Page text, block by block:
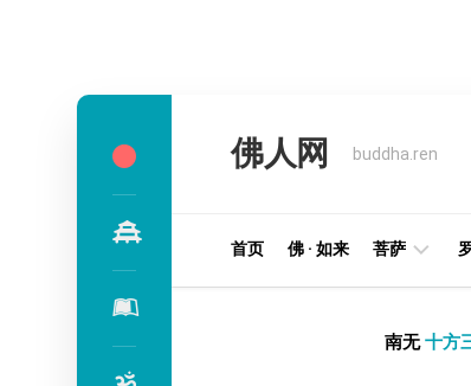
佛人网 buddha.ren
首页 佛 · 如来 菩萨
王
南无十方